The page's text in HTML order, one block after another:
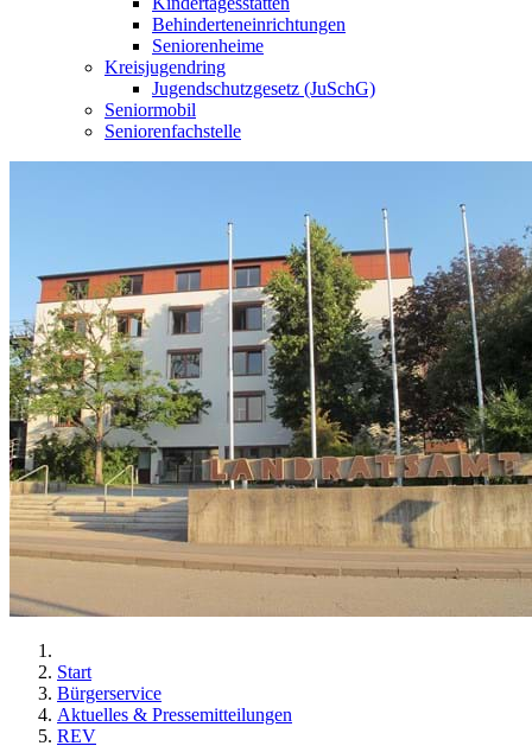
Behinderteneinrichtungen
Seniorenheime
Kreisjugendring
Jugendschutzgesetz (JuSchG)
Seniormobil
Seniorenfachstelle
Start
Bürgerservice
Aktuelles & Pressemitteilungen
REV